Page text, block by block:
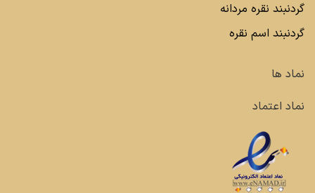
گردنبند نقره مردانه
گردنبند اسم نقره
نماد ها
نماد اعتماد